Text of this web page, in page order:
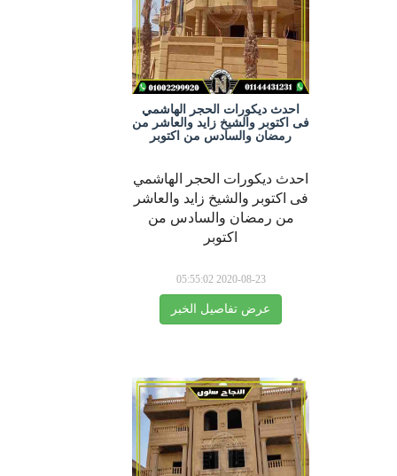
احدث ديكورات الحجر الهاشمي
فى اكتوبر والشيخ زايد والعاشر من
رمضان والسادس من اكتوبر
احدث ديكورات الحجر الهاشمي
فى اكتوبر والشيخ زايد والعاشر
من رمضان والسادس من
اكتوبر
2020-08-23 05:55:02
عرض تفاصيل الخبر